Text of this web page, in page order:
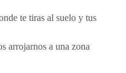
te tiras al suelo y tus
arrojarnos a una zona